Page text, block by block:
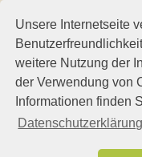
Unsere Internetseite
weitere Nutzung der
der Verwendung von
Informationen finden
Datenschutzerklärung